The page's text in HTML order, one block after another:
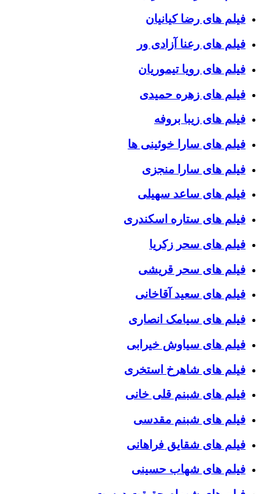
فیلم های رضا کیانیان
فیلم های رعنا آزادی ور
فیلم های رویا تیموریان
فیلم های زهره حمیدی
فیلم های زیبا بروفه
فیلم های سارا خوئینی ها
فیلم های سارا منجزی
فیلم های ساعد سهیلی
فیلم های ستاره اسکندری
فیلم های سحر زکریا
فیلم های سحر قریشی
فیلم های سعید آقاخانی
فیلم های سیامک انصاری
فیلم های سیاوش خیرابی
فیلم های شاهرخ استخری
فیلم های شبنم قلی خانی
فیلم های شبنم مقدسی
فیلم های شقایق فراهانی
فیلم های شهاب حسینی